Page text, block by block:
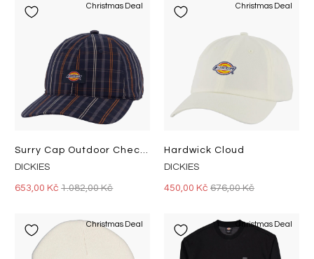
Christmas Deal
DICKIES
653,00 Kč1.082,00 Kč
Christmas Deal
Hardwick Cloud
DICKIES
450,00 Kč 676,00 Kč
Christmas Deal Christmas Deal